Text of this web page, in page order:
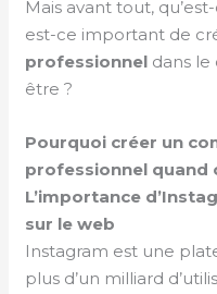
Mais avant tout,
est-ce important de
professionnel dans le
être ?
Pourquoi créer un
professionnel quand
L’importance
sur le web
Instagram est une
plus d’un milliard